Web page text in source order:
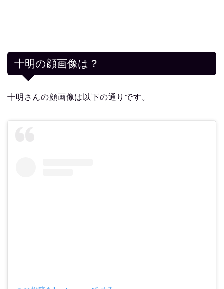
十明の顔画像は？
十明さんの顔画像は以下の通りです。